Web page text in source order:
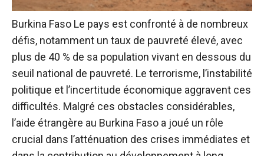
Burkina Faso Le pays est confronté à de nombreux
défis, notamment un taux de pauvreté élevé, avec
plus de 40 % de sa population vivant en dessous du
seuil national de pauvreté. Le terrorisme, l’instabilité
politique et l’incertitude économique aggravent ces
difficultés. Malgré ces obstacles considérables,
l’aide étrangère au Burkina Faso a joué un rôle
crucial dans l’atténuation des crises immédiates et